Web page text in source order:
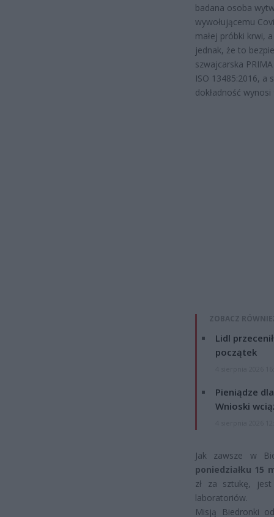
badana osoba
wywołującemu
małej próbki krwi,
jednak, że to
szwajcarska
ISO 13485:2016, a
dokładność
ZOBACZ
Lidl
początek
Pieniądze
Wnioski
Jak zawsze w
poniedziałku 15
zł za sztukę,
laboratoriów.
Misją Biedronki